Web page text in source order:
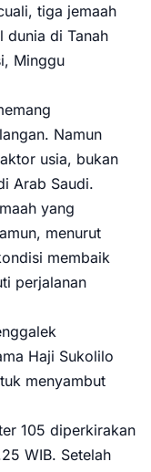
tiga jemaah
dunia di Tanah
Minggu
Namun
usia, bukan
Arab Saudi.
yang
menurut
membaik
perjalanan
Haji Sukolilo
menyambut
105 diperkirakan
WIB. Setelah